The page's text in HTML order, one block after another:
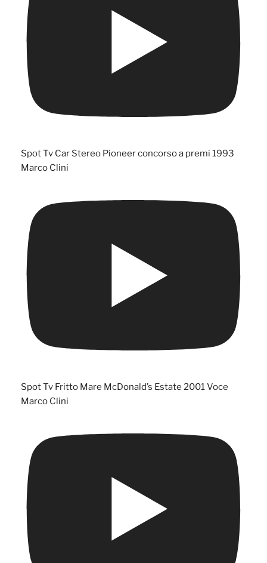
Spot Tv Car Stereo Pioneer concorso a premi 1993
Marco Clini
Spot Tv Fritto Mare McDonald’s Estate 2001 Voce
Marco Clini